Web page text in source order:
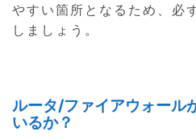
やすい箇所となるため、必
しましょう。
ルータ/ファイアウォール
いるか？